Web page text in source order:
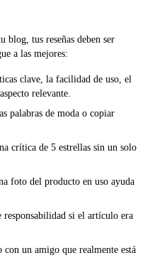
blog, tus reseñas deben ser
a las mejores:
clave, la facilidad de uso, el
relevante.
palabras de moda o copiar
crítica de 5 estrellas sin un solo
foto del producto en uso ayuda
responsabilidad si el artículo era
un amigo que realmente está